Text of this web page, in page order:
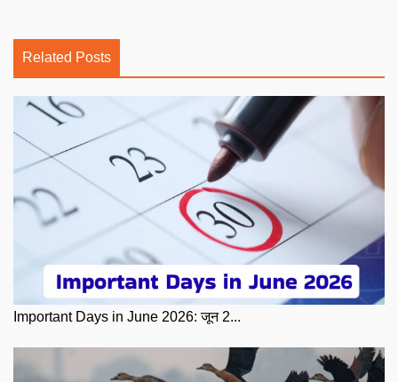
Related Posts
Important Days in June 2026: जून 2...